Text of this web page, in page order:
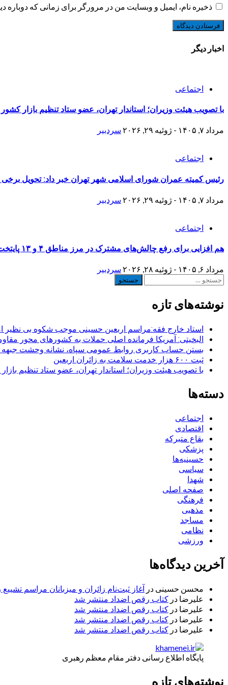
ذخیره نام، ایمیل و وبسایت من در مرورگر برای زمانی که دوباره
اخبار دیگر
اجتماعی
با تصویب هیئت وزیران؛ استاندار تهران، عضو ستاد تنظیم بازار
مرداد ۷, ۱۴۰۵ - ژوئیه ۲۹, ۲۰۲۶ سردبیر
اجتماعی
رئیس کمیته عمران شورای اسلامی شهر تهران خبر داد: تحویل برخی منازل نوسازی شده
مرداد ۷, ۱۴۰۵ - ژوئیه ۲۹, ۲۰۲۶ سردبیر
اجتماعی
هم افزایی برای رفع چالش‌های مشترک در مرز مناطق ۴ و ۱۳ پایتخت
مرداد ۶, ۱۴۰۵ - ژوئیه ۲۸, ۲۰۲۶
سردبیر
جستجو
نوشته‌های تازه
استاد خارج فقه:مراسم اربعین حسینی موجب شکوه بی
البخیتی: آمریکا فرمانده اصلی حملات به کشورهای محور
بستن حساب کاربری روابط عمومی سپاه، نشانه‌ وحشت جبهه
ثبت ۶۰۰ هزار خدمت سلامت به زائران اربعین
با تصویب هیئت وزیران؛ استاندار تهران، عضو ستاد تنظیم
دسته‌ها
اجتماعی
اقتصادی
بقاع متبرکه
پزشکی
حسینیه‌ها
سیاسی
شهدا
صفحه اصلی
فرهنگی
مذهبی
مساجد
نظامی
ورزشی
آخرین دیدگاه‌ها
محسن حسینی در آغاز ثبت‌نام زائران و میزبانان مراسم
علیرضا در کتاب رقص اضداد منتشر شد
علیرضا در کتاب رقص اضداد منتشر شد
علیرضا در کتاب رقص اضداد منتشر شد
علیرضا در کتاب رقص اضداد منتشر شد
پایگاه اطلاع رسانی دفتر مقام معظم رهبری
نوشته‌های تازه